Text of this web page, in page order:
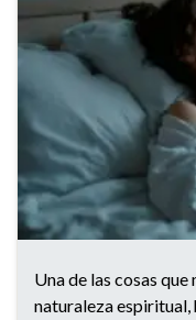
Una de las cosas
naturaleza espiritual,